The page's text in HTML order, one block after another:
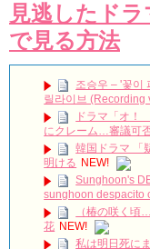
見逃したド
で見る方法
조승우 – '꽃이
릴라이브 (Recording
ドラマ「オ！
にクレーム…審議可
韓国ドラマ 「
明ける NEW!
Sunghoon's
sunghoon despacito
（椿の咲く
花 NEW!
私は明日死に